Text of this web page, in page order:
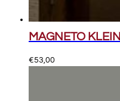
MAGNETO KLEIN
€53,00